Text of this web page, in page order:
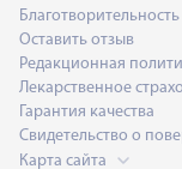
Благотворительность
Оставить отзыв
Редакционная
Лекарственное
Гарантия качества
Свидетельство о
Карта сайта